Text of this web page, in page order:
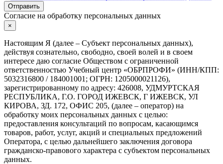
Отправить
Согласие на обработку персональных данных
×
Настоящим Я (далее – Субъект персональных данных),
действуя сознательно, свободно, своей волей и в своем
интересе даю согласие Обществом с ограниченной
ответственностью Учебный центр «ОБРПРОФИ» (ИНН/КПП:
5032316800 / 184001001; ОГРН: 1205000021126),
зарегистрированному по адресу: 426008, УДМУРТСКАЯ
РЕСПУБЛИКА, Г.О. ГОРОД ИЖЕВСК, Г ИЖЕВСК, УЛ
КИРОВА, ЗД. 172, ОФИС 205, (далее – оператор) на
обработку моих персональных данных с целью:
предоставления консультаций по вопросам, касающимся
товаров, работ, услуг, акций и специальных предложений
Оператора, с целью дальнейшего заключения договора
гражданско-правового характера с субъектом персональных
данных.